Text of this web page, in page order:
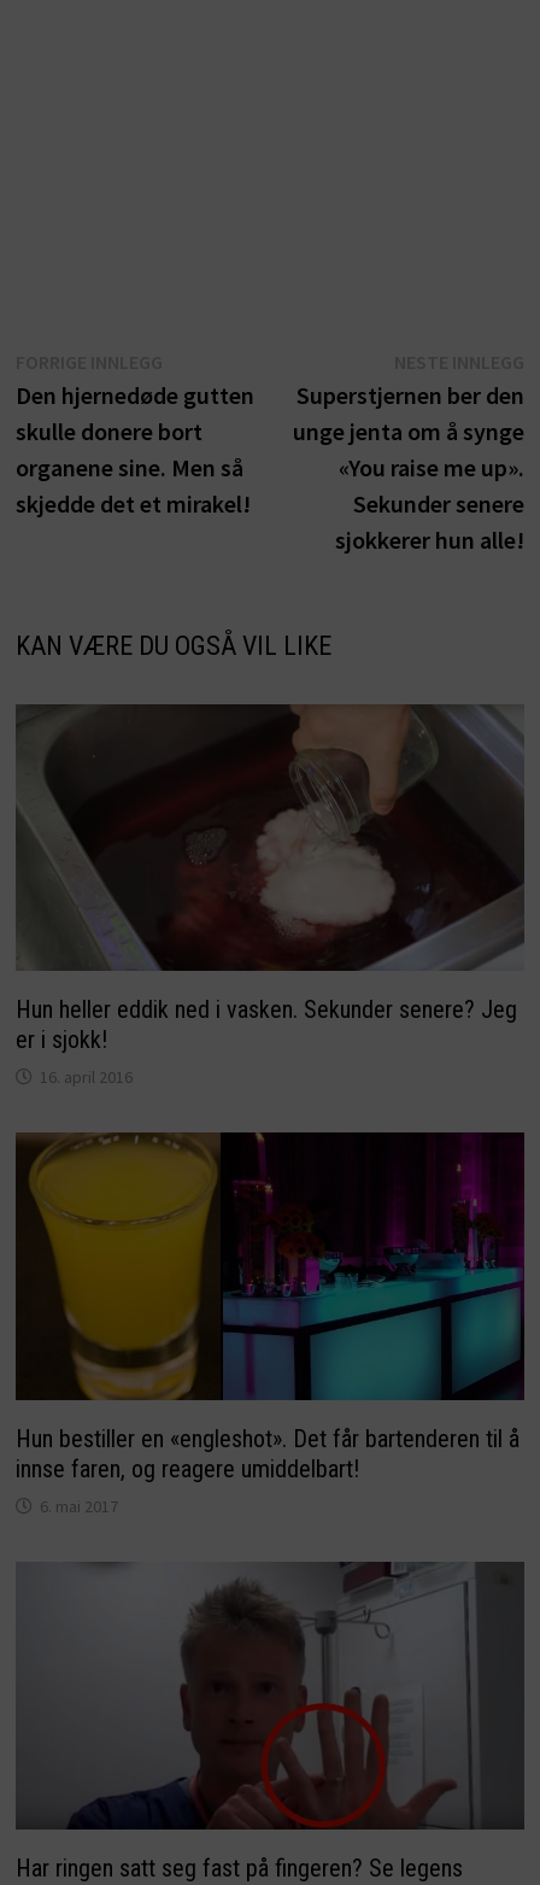
innlegg:
Den hjernedøde gutten
skulle donere bort
organene sine. Men så
skjedde det et mirakel!
Superstjernen ber den
unge jenta om å synge
«You raise me up».
Sekunder senere
sjokkerer hun alle!
KAN VÆRE DU OGSÅ VIL LIKE
Hun heller eddik ned i vasken. Sekunder senere? Jeg
er i sjokk!
16. april 2016
Hun bestiller en «engleshot». Det får bartenderen til å
innse faren, og reagere umiddelbart!
6. mai 2017
Har ringen satt seg fast på fingeren? Se legens